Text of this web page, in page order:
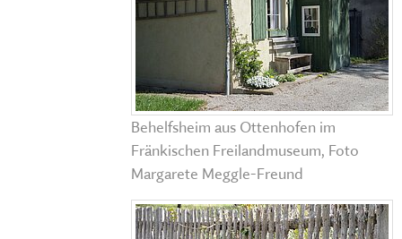
Behelfsheim aus Ottenhofen im
Fränkischen Freilandmuseum, Foto
Margarete Meggle-Freund